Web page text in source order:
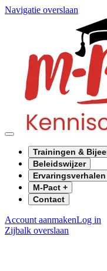
Navigatie overslaan
Trainingen &
Beleidswijzer
Ervaringsverhalen
M-Pact +
Contact
Account aanmakenLog in
Zijbalk overslaan